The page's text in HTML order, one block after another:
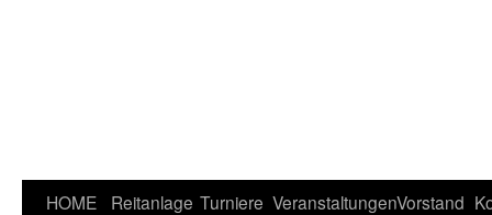
HOME Reitanlage Turniere VeranstaltungenVorstand